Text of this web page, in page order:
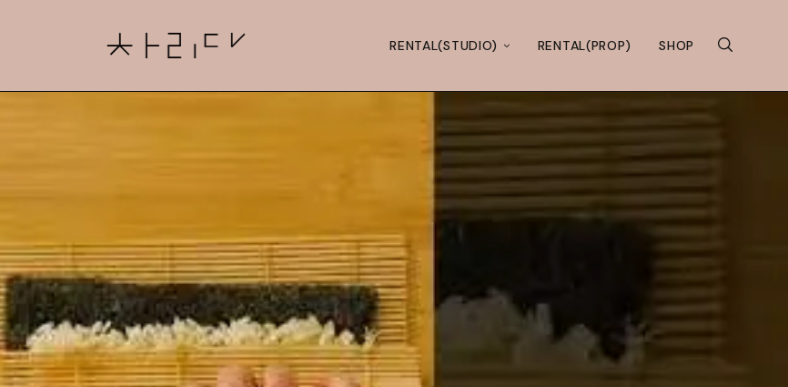
RENTAL(STUDIO) RENTAL(PROP) SHOP